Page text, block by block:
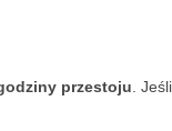
przestoju . Jeśli